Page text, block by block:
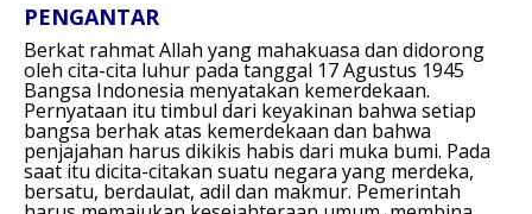
PENGANTAR
Berkat rahmat Allah yang mahakuasa dan didorong
oleh cita-cita luhur pada tanggal 17 Agustus 1945
Bangsa Indonesia menyatakan kemerdekaan.
Pernyataan itu timbul dari keyakinan bahwa setiap
bangsa berhak atas kemerdekaan dan bahwa
penjajahan harus dikikis habis dari muka bumi. Pada
saat itu dicita-citakan suatu negara yang merdeka,
bersatu, berdaulat, adil dan makmur. Pemerintah